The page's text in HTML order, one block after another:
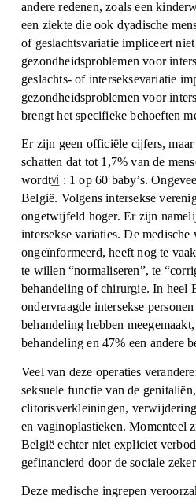
andere redenen, zoals een
een ziekte die ook dyadische
of geslachtsvariatie impliceert
gezondheidsproblemen voor
geslachts- of interseksevariatie
gezondheidsproblemen voor
brengt het specifieke behoeften
Er zijn geen officiële cijfers,
schatten dat tot 1,7% van de
wordtvi : 1 op 60 baby’s.
België. Volgens intersekse
ongetwijfeld hoger. Er zijn
intersekse variaties. De medische
ongeïnformeerd, heeft nog te
te willen “normaliseren”, te
behandeling of chirurgie. In heel
ondervraagde intersekse
behandeling hebben
behandeling en 47% een andere
Veel van deze operaties
seksuele functie van de
clitorisverkleiningen,
en vaginoplastieken. Momenteel
België echter niet expliciet
gefinancierd door de sociale
Deze medische ingrepen